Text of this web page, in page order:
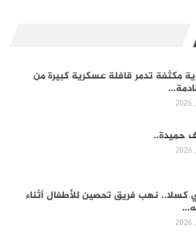
مكثفة تدمر قافلة عسكرية كبيرة من
حميدة..
نهب فريق تحصين للأطفال أثناء